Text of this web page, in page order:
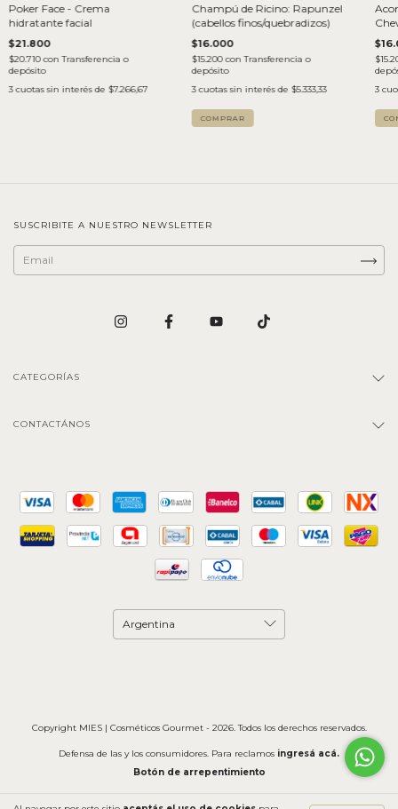
Poker Face - Crema
hidratante facial
$21.800
$20.710con Transferencia o
depósito
3 cuotas sin interés de $7.266,67
Champú de Ricino: Rapunzel
(cabellos finos/quebradizos)
$16.000
$15.200con Transferencia o
depósito
3 cuotas sin interés de $5.333,33
3
SUSCRIBITE A NUESTRO NEWSLETTER
CATEGORÍAS
CONTACTÁNOS
Copyright MIES | Cosméticos Gourmet - 2026. Todos los derechos reservados.
Defensa de las y los consumidores. Para reclamos ingresá acá.
Botón de arrepentimiento